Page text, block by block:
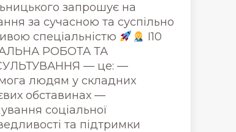
запрошує на
за сучасною та суспільно
спеціальністю
I10
РОБОТА ТА
— це: —
людям у складних
обставинах —
соціальної
та підтримки